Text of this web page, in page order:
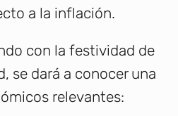
a la inflación.
con la festividad de
se dará a conocer una
relevantes: